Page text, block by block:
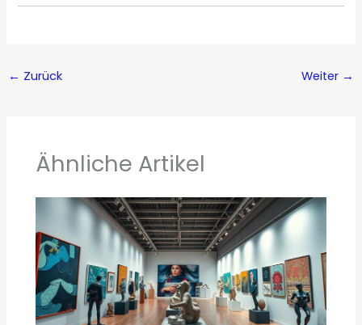
← Zurück Weiter →
Ähnliche Artikel